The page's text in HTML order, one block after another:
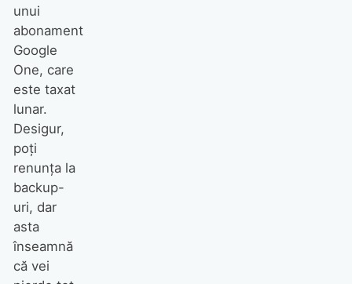
unui
abonament
Google
One, care
este taxat
lunar.
Desigur,
poți
renunța la
backup-
uri, dar
asta
înseamnă
că vei